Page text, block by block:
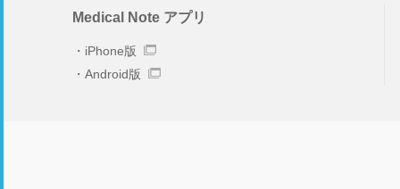
Medical Note アプリ
iPhone版
Android版